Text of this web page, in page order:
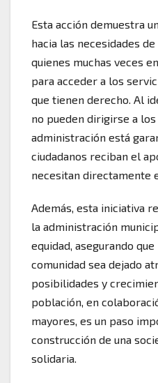
Esta acción demuestra
hacia las necesidades
quienes muchas veces
para acceder a los
que tienen derecho. Al
no pueden dirigirse a
administración está
ciudadanos reciban el
necesitan directamente
Además, esta iniciativa
la administración
equidad, asegurando
comunidad sea dejado
posibilidades y
población, en
mayores, es un paso
construcción de una
solidaria.